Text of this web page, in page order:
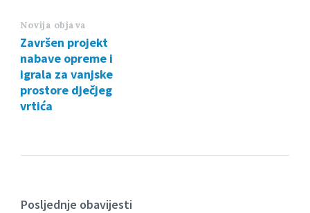
Novija objava
Završen projekt
nabave opreme i
igrala za vanjske
prostore dječjeg
vrtića
Posljednje obavijesti